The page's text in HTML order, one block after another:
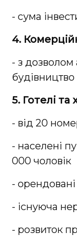
- сума
4.
- з дозволом
будівництво
5. Готелі та
- від 20
- населені
000 чоловік
- орендовані
- існуюча
- розвиток